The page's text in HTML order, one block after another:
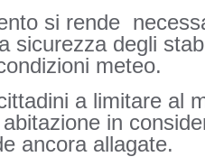
si rende
sicurezza degli
meteo.
a limitare al
in
ancora allagate.